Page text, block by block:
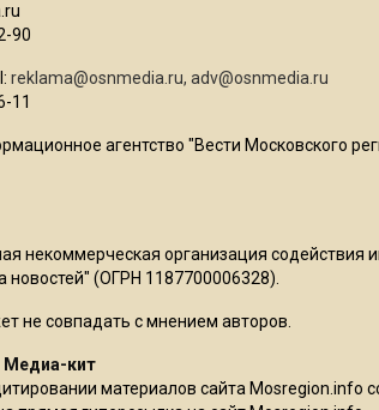
90
reklama@osnmedia.ru, adv@osnmedia.ru
11
агентство "Вести Московского
некоммерческая организация
(ОГРН 1187700006328).
не совпадать с мнением авторов.
Медиа-кит
материалов сайта Mosregion.info